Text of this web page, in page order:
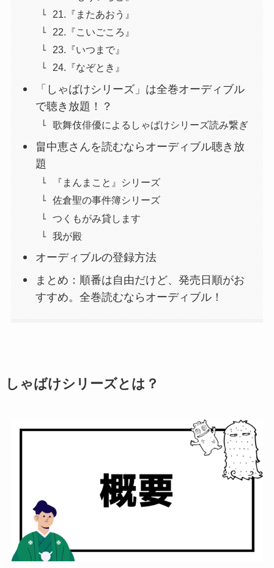
21.『またあおう』
22.『こいごころ』
23.『いつまで』
24.『なぞとき』
「しゃばけシリーズ」は全巻オーディブル
で聴き放題！？
歌舞伎俳優によるしゃばけシリーズ読み繋ぎ
畠中恵さんを読むならオーディブル聴き放
題
『まんまこと』シリーズ
佐倉聖の事件簿シリーズ
つくもがみ貸します
我が殿
オーディブルの登録方法
まとめ：順番は自由だけど、発売日順がお
すすめ。全巻読むならオーディブル！
しゃばけシリーズとは？